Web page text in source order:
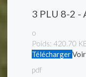
3 PLU 8-2 -
o
Poids: 420.70
TéléchargerVoir
pdf